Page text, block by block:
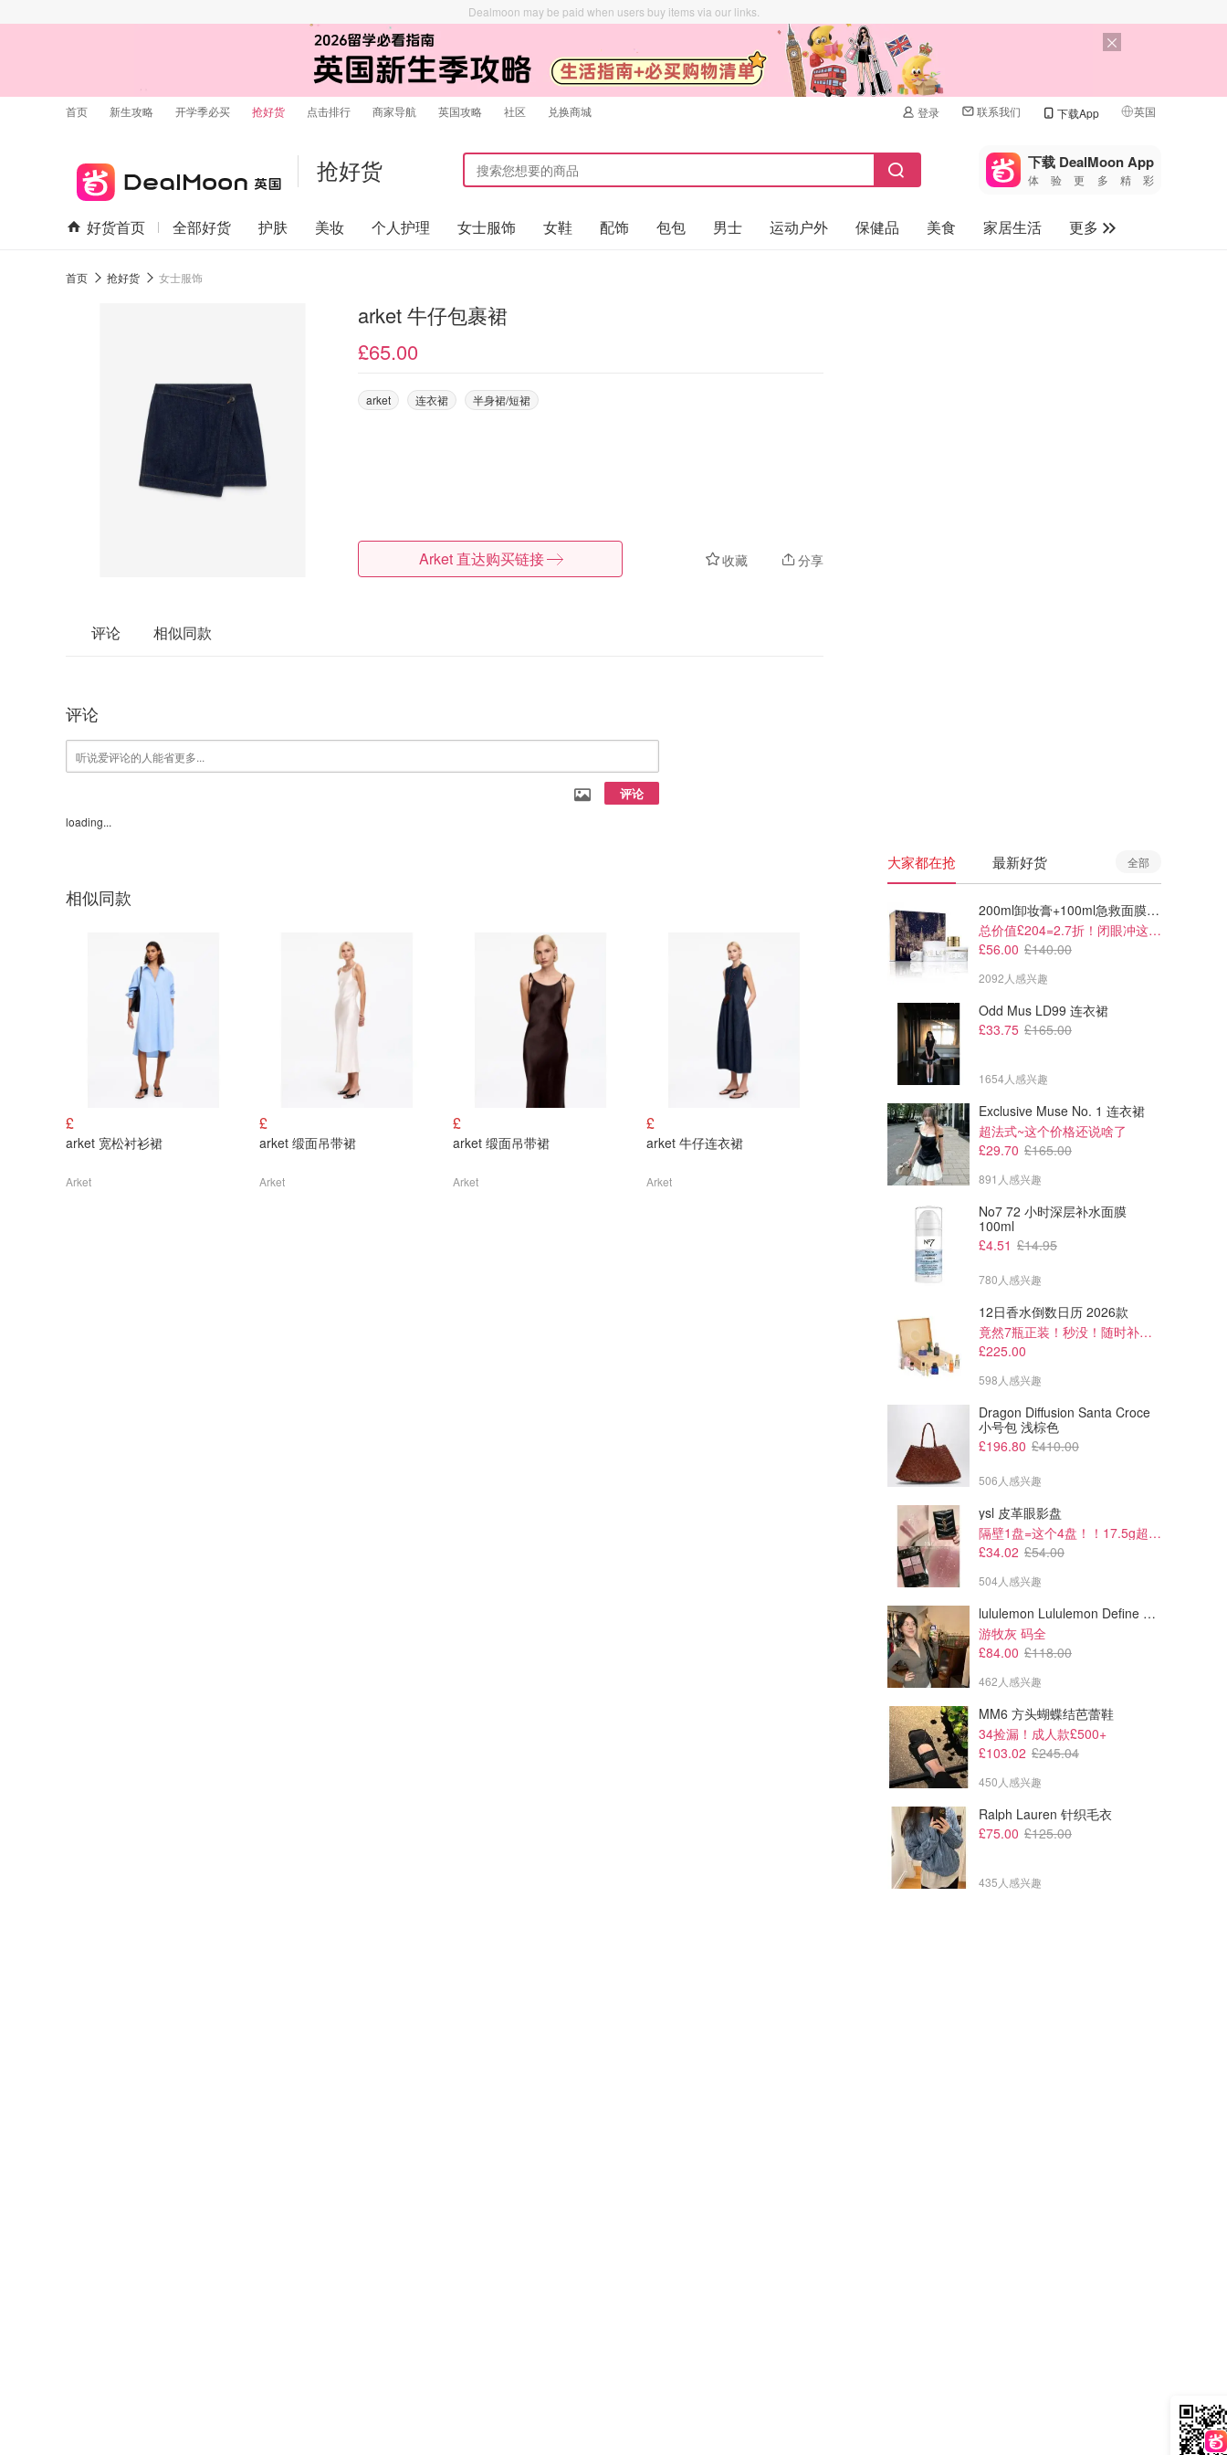
Dealmoon may be paid when users buy items via our links.
首页 新生攻略 开学季必买 抢好货 点击排行 商家导航 英国攻略 社区 兑换商城 登录 联系我们 下载App 英国
🇺🇸
🇨🇳 中国
🇨🇦加拿大
抢好货 下载 DealMoon App
体验更多精彩
好货首页 全部好货 护肤 美妆 个人护理 女士服饰 女鞋 配饰 包包 男士 运动户外 保健品 美食 家居生活
更多
首页 抢好货 女士服饰
arket 牛仔包裹裙
£65.00
arket 连衣裙 半身裙/短裙
收藏 分享
Arket 直达购买链接
评论 相似同款
评论
评论
loading...
相似同款
£
arket 宽松衬衫裙
Arket
£
arket 缎面吊带裙
Arket
£
arket 缎面吊带裙
Arket
£
arket 牛仔连衣裙
Arket
牛仔半身裙
£85.00
Satin 镂空吊带裙
Arket
大家都在抢 最新好货 全部
200ml卸妆膏+100ml急救面膜+面霜+洁颜布
总价值£204=2.7折！闭眼冲这套！
£56.00 £140.00
2092人感兴趣
Odd Mus LD99 连衣裙
£33.75 £165.00
1654人感兴趣
Exclusive Muse No. 1 连衣裙
超法式~这个价格还说啥了
£29.70 £165.00
891人感兴趣
No7 72 小时深层补水面膜
100ml
£4.51 £14.95
780人感兴趣
12日香水倒数日历 2026款
竟然7瓶正装！秒没！随时补货蹲！！！
£225.00
598人感兴趣
Dragon Diffusion Santa Croce
小号包 浅棕色
£196.80 £410.00
506人感兴趣
ysl 皮革眼影盘
隔壁1盘=这个4盘！！17.5g超级大克重
£34.02 £54.00
504人感兴趣
lululemon Lululemon Define Cropped Nulu 短夹克
游牧灰 码全
£84.00 £118.00
462人感兴趣
MM6 方头蝴蝶结芭蕾鞋
34捡漏！成人款£500+
£103.02 £245.04
450人感兴趣
Ralph Lauren 针织毛衣
£75.00 £125.00
435人感兴趣